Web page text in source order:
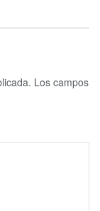
Los campos